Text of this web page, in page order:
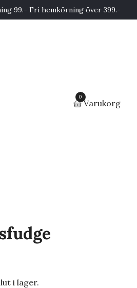
99.- Fri hemkörning över 399.-
0
Varukorg
i lager.